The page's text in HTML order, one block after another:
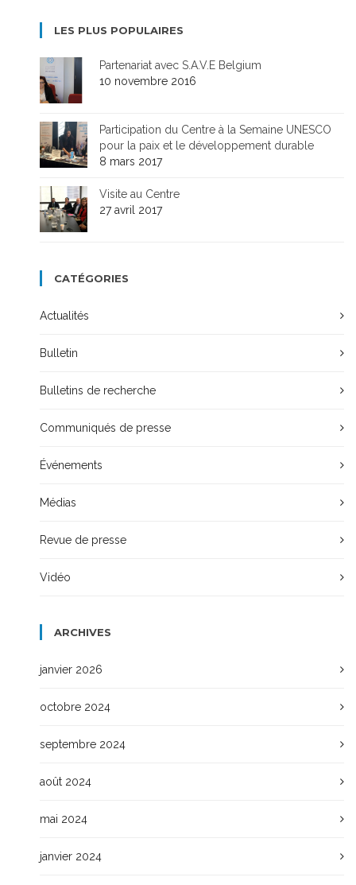
LES PLUS POPULAIRES
Partenariat avec S.A.V.E Belgium
10 novembre 2016
Participation du Centre à la Semaine UNESCO
pour la paix et le développement durable
8 mars 2017
Visite au Centre
27 avril 2017
CATÉGORIES
Actualités
Bulletin
Bulletins de recherche
Communiqués de presse
Événements
Médias
Revue de presse
Vidéo
ARCHIVES
janvier 2026
octobre 2024
septembre 2024
août 2024
mai 2024
janvier 2024